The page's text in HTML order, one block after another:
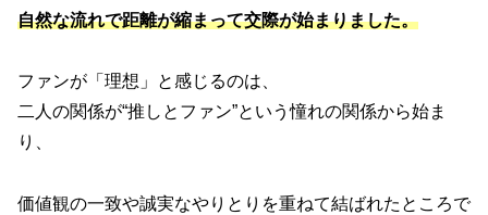
自然な流れで距離が縮まって交際が始まりました。
ファンが「理想」と感じるのは、
二人の関係が“推しとファン”という憧れの関係から始ま
り、
価値観の一致や誠実なやりとりを重ねて結ばれたところで